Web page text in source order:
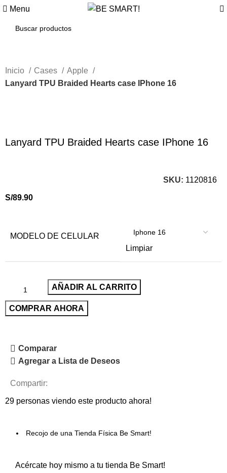
Menu
Inicio Cases
Apple
Lanyard TPU Braided Hearts case IPhone 16
Lanyard TPU Braided Hearts case IPhone 16
SKU: 1120816
S/89.90
MODELO DE CELULAR
Limpiar
AÑADIR AL CARRITO
COMPRAR AHORA
Comparar
Agregar a Lista de Deseos
Compartir:
29 personas viendo este producto ahora!
Recojo de una Tienda Física Be Smart!
Acércate hoy mismo a tu tienda Be Smart!